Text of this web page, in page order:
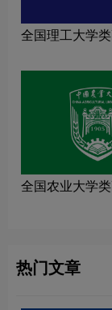
全国理工大学
全国农业大学
热门文章